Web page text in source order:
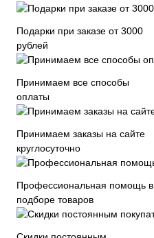
Подарки при заказе от 3000
рублей
Принимаем все способы
оплаты
Принимаем заказы на сайте
круглосуточно
Профессиональная помощь в
подборе товаров